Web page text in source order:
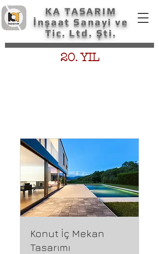
KA TASARIM
İnşaat Sanayi ve
Tic. Ltd. Şti.
20. YIL
Konut İç Mekan
Tasarımı